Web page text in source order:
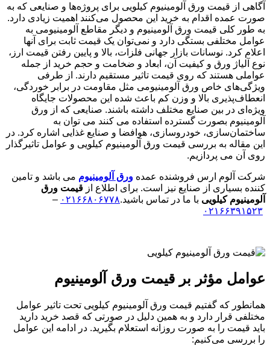
از قیمت ورق آلومینیوم کیلویی برای پروژه‌ها و صنایعی که به
عمده اقدام به خرید این محصول می‌کنند اهمیت زیادی دارد.
طور کلی قیمت ورق آلومینیوم و دیگر مقاطع آلومینیومی به
مختلفی بستگی دارد و نمی‌توان یک قیمت ثابت برای آنها
کرد. نوسانات بازار جهانی فلزات، بالا و پایین رفتن قیمت ارز،
آلیاژ ورق و کیفیت آن، ابعاد و ضخامت و حجم خرید از جمله
هستند که روی قیمت تاثیر مستقیم دارند. از طرفی
خاص ورق آلومینیومی مثل مقاومت در برابر خوردگی،
بالا و وزن کم باعث شده این محصولات جایگاه
در بین صنایع مختلف داشته باشند. صنایعی که از ورق
بصورت گسترده استفاده می کنند می توان به
خودروسازی، هوافضا و صنایع غذایی اشاره کرد. در
مقاله به بررسی قیمت ورق آلومینیوم کیلویی و عوامل تاثیرگذار
آن می پردازیم.
آلوم ارس فروشنده عمدهورق آلومینیوممی باشد و تامین
بسیاری از صنایع نیز است. برای اطلاع از قیمت ورق
کیلوییبا ما در تماس باشید.۰۲۱۶۶۸۰۶۷۷۸–
مؤثر بر قیمت ورق آلومینیوم
که گفتیم قیمت ورق آلومینیوم کیلویی تحت تاثیر عوامل
قرار دارد و به همین دلیل در صورتی که قصد خرید دارید
قیمت را به صورت روزانه استعلام بگیرید. در ادامه این عوامل
بررسی می‌کنیم: